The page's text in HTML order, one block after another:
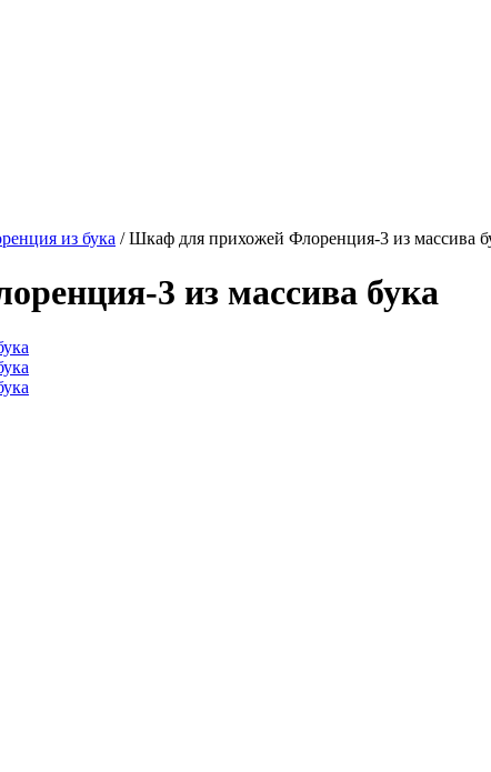
из бука / Шкаф для прихожей Флоренция-3 из массива
3 из массива бука